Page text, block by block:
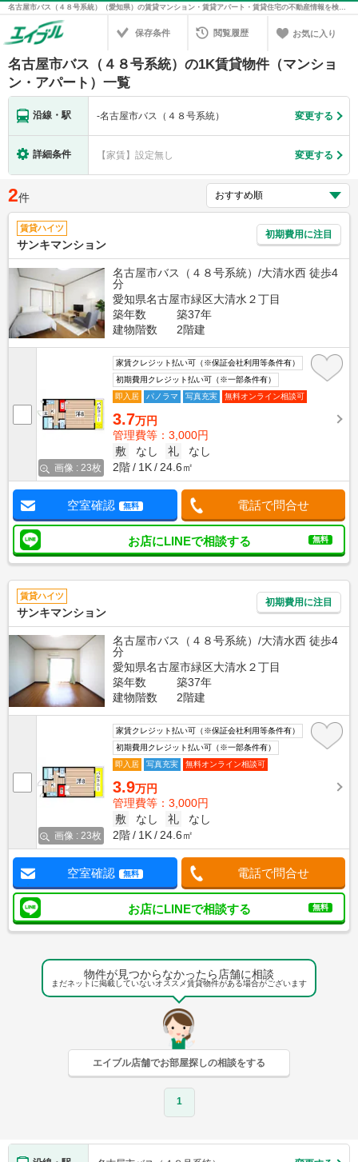
名古屋市バス（４８号系統）（愛知県）の賃貸マンション・賃貸アパート・賃貸住宅の不動産情報を検索！不動産賃貸の物件探しは、お部屋探しのエイブル
保存条件 閲覧履歴 お気に入り
名古屋市バス（４８号系統）の1K賃貸物件（マンショ
ン・アパート）一覧
沿線・駅 -名古屋市バス（４８号系統） 変更する
詳細条件 【家賃】設定無し 変更する
2件
賃貸ハイツ
サンキマンション
初期費用に注目
名古屋市バス（４８号系統）/大清水西 徒歩4
分
愛知県名古屋市緑区大清水２丁目
築年数
築37年
建物階数
2階建
画像 : 23枚
家賃クレジット払い可（※保証会社利用等条件有）
初期費用クレジット払い可（※一部条件有）
即入居
パノラマ 写真充実 無料オンライン相談可
3.7万円
管理費等：3,000円
敷
なし 礼
なし
2階
1K 24.6㎡
空室確認 無料 電話で問合せ
お店にLINEで相談する 無料
賃貸ハイツ
サンキマンション
初期費用に注目
名古屋市バス（４８号系統）/大清水西 徒歩4
分
愛知県名古屋市緑区大清水２丁目
築年数
築37年
建物階数
2階建
画像 : 23枚
家賃クレジット払い可（※保証会社利用等条件有）
初期費用クレジット払い可（※一部条件有）
即入居
写真充実 無料オンライン相談可
3.9万円
管理費等：3,000円
敷
なし 礼
なし
2階
1K 24.6㎡
空室確認 無料 電話で問合せ
お店にLINEで相談する 無料
物件が見つからなかったら店舗に相談
まだネットに掲載していないオススメ賃貸物件がある場合がございます
エイブル店舗でお部屋探しの相談をする
1